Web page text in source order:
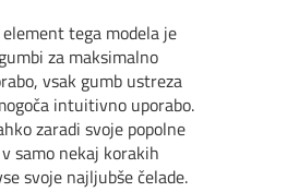
tega modela je
za maksimalno
vsak gumb ustreza
intuitivno uporabo.
zaradi svoje popolne
samo nekaj korakih
svoje najljubše čelade.